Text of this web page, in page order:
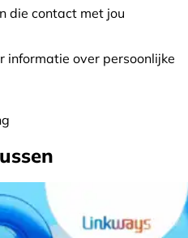
die contact met jou
informatie over persoonlijke